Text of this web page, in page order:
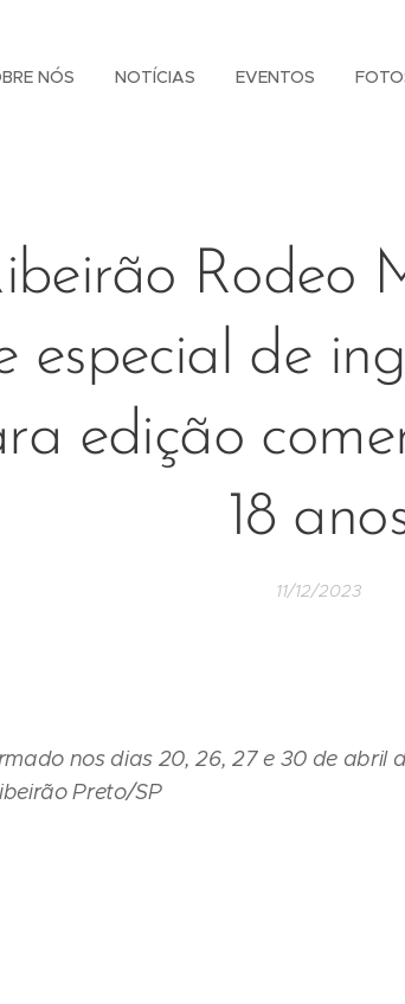
NÓS NOTÍCIAS EVENTOS
Rodeo
especial de
edição
18
11/12/2023
nos dias 20, 26, 27 e 30 de abril
Preto/SP